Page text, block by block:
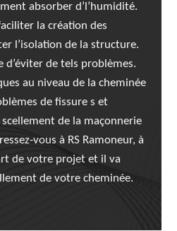
absorber d’l’humidité.
la création des
l’isolation de la structure.
d’éviter de tels problèmes.
au niveau de la cheminée
de fissure s et
de la maçonnerie
vous à RS Ramoneur, à
de votre projet et il va
de votre cheminée.